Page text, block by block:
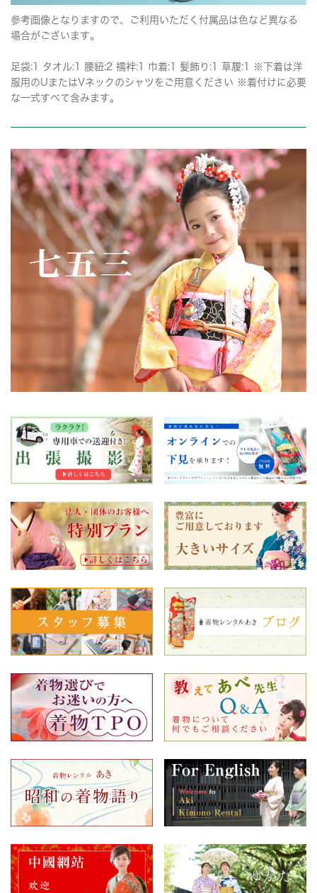
参考画像となりますので、ご利用いただく付属品は色など異なる
場合がございます。
足袋:1 タオル:1 腰紐:2 襦袢:1 巾着:1 髪飾り:1 草履:1 ※下着は洋
服用のUまたはVネックのシャツをご用意ください ※着付けに必要
な一式すべて含みます。